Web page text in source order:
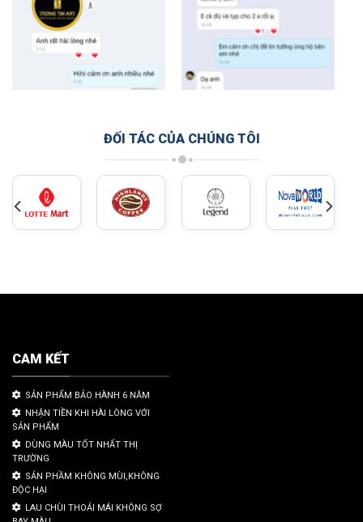
ĐỐI TÁC CỦA CHÚNG TÔI
CAM KẾT
SẢN PHẨM BẢO HÀNH 6 NĂM
NHẬN TIỀN KHI HÀI LÒNG VỚI
SẢN PHẨM
DÙNG MÀU TỐT NHẤT THỊ
TRƯỜNG
SẢN PHẦM KHÔNG MÙI,KHÔNG
ĐỘC HẠI
LAU CHÙI THOẢI MÁI KHÔNG SỢ